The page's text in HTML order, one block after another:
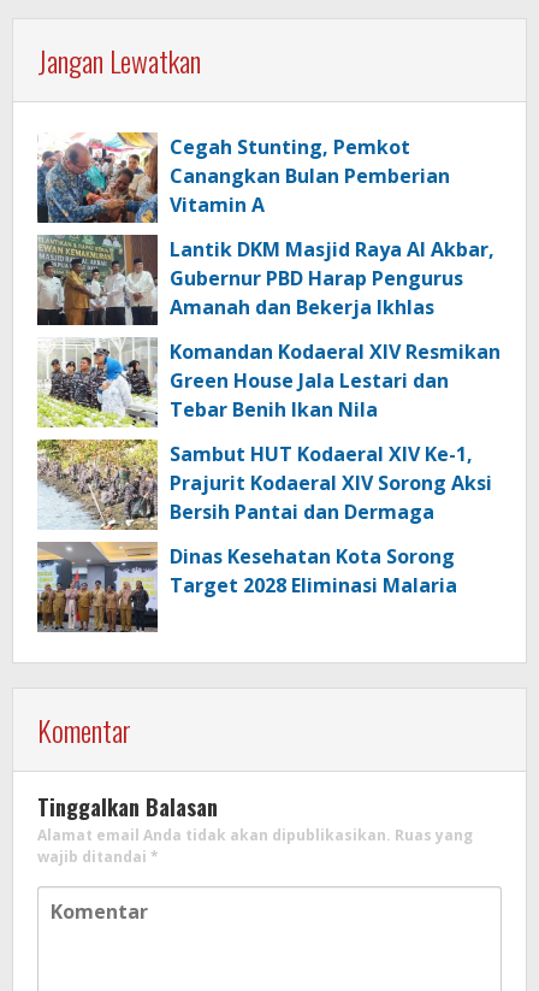
Jangan Lewatkan
Cegah Stunting, Pemkot
Canangkan Bulan Pemberian
Vitamin A
Lantik DKM Masjid Raya Al Akbar,
Gubernur PBD Harap Pengurus
Amanah dan Bekerja Ikhlas
Komandan Kodaeral XIV Resmikan
Green House Jala Lestari dan
Tebar Benih Ikan Nila
Sambut HUT Kodaeral XIV Ke-1,
Prajurit Kodaeral XIV Sorong Aksi
Bersih Pantai dan Dermaga
Dinas Kesehatan Kota Sorong
Target 2028 Eliminasi Malaria
Komentar
Tinggalkan Balasan
Alamat email Anda tidak akan dipublikasikan. Ruas yang
wajib ditandai *